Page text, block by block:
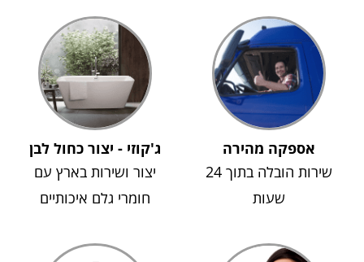
אספקה מהירה
שירות הובלה בתוך 24
שעות
ג'קוזי - יצור כחול לבן
יצור ושירות בארץ עם
חומרי גלם איכותיים